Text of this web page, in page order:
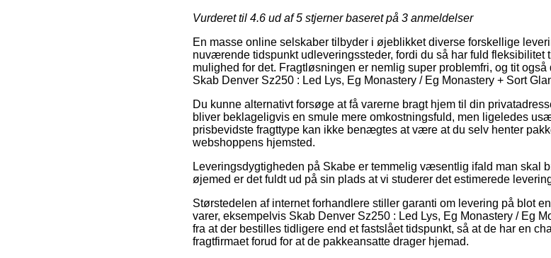
Vurderet til 4.6 ud af 5 stjerner baseret på 3 anmeldelser
En masse online selskaber tilbyder i øjeblikket diverse forskellige
nuværende tidspunkt udleveringssteder, fordi du så har fuld fleksibilitet
mulighed for det. Fragtløsningen er nemlig super problemfri, og tit
Skab Denver Sz250 : Led Lys, Eg Monastery / Eg Monastery + Sort
Du kunne alternativt forsøge at få varerne bragt hjem til din
bliver beklageligvis en smule mere omkostningsfuld, men ligeledes
prisbevidste fragttype kan ikke benægtes at være at du selv henter
webshoppens hjemsted.
Leveringsdygtigheden på Skabe er temmelig væsentlig ifald man skal
øjemed er det fuldt ud på sin plads at vi studerer det estimerede
Størstedelen af internet forhandlere stiller garanti om levering på blot
varer, eksempelvis Skab Denver Sz250 : Led Lys, Eg Monastery / Eg
fra at der bestilles tidligere end et fastslået tidspunkt, så at de har en
fragtfirmaet forud for at de pakkeansatte drager hjemad.